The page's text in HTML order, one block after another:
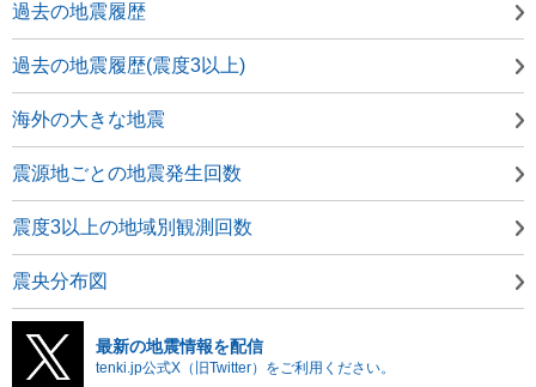
過去の地震履歴
過去の地震履歴(震度3以上)
海外の大きな地震
震源地ごとの地震発生回数
震度3以上の地域別観測回数
震央分布図
最新の地震情報を配信
tenki.jp公式X（旧Twitter）をご利用ください。